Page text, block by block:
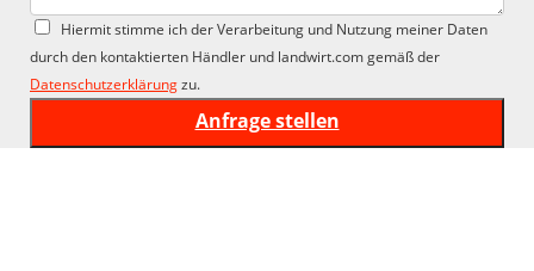
Hiermit stimme ich der Verarbeitung und Nutzung meiner Daten
durch den kontaktierten Händler und landwirt.com gemäß der
Datenschutzerklärungzu.